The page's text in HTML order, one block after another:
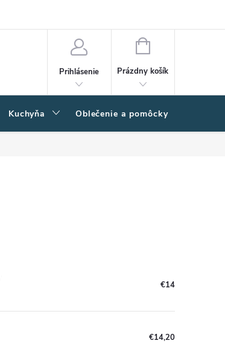
Prihlásenie
NÁKUPNÝ
Prázdny košík
Kuchyňa Oblečenie a pomôcky
€14
€14,20